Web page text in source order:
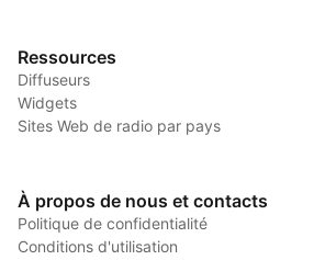
Ressources
Diffuseurs
Widgets
Sites Web de radio par pays
À propos de nous et contacts
Politique de confidentialité
Conditions d'utilisation